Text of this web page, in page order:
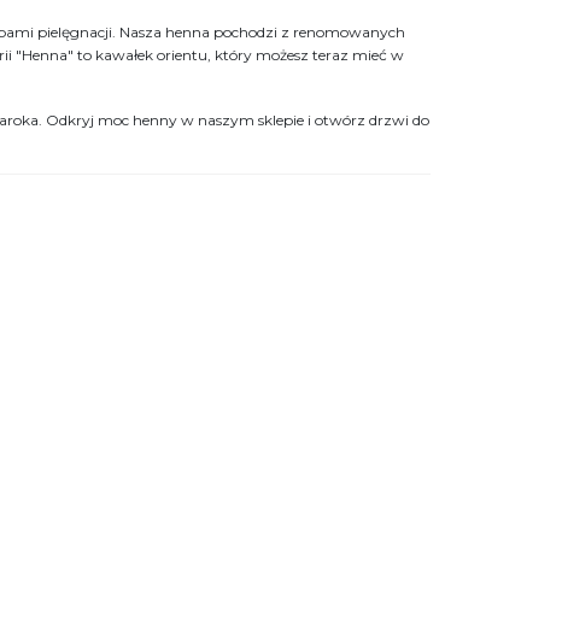
pielęgnacji. Nasza henna pochodzi z renomowanych
"Henna" to kawałek orientu, który możesz teraz mieć w
Odkryj moc henny w naszym sklepie i otwórz drzwi do